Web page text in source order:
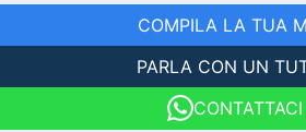
COMPILA LA TUA
PARLA CON UN
CONTATTACI